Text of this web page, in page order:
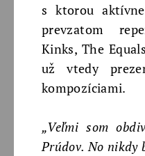
s ktorou
prevzatom
Kinks, The
už vtedy
kompozíciami.
„Veľmi som
Prúdov. No nikdy